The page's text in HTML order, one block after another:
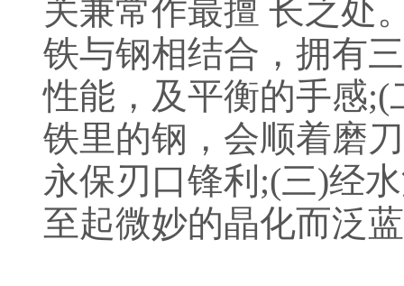
关兼常作最擅 长之处
铁与钢相结合，拥有
性能，及平衡的手感
铁里的钢，会顺着磨
永保刃口锋利;(三)经
至起微妙的晶化而泛